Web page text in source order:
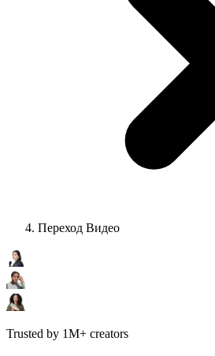
Переход Видео
Trusted by 1M+ creators